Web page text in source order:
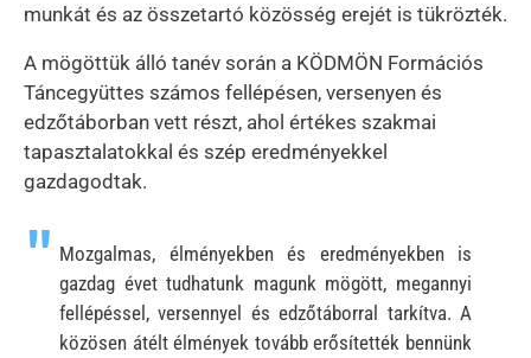
munkát és az összetartó közösség erejét is tükrözték.
A mögöttük álló tanév során a KÖDMÖN Formációs
Táncegyüttes számos fellépésen, versenyen és
edzőtáborban vett részt, ahol értékes szakmai
tapasztalatokkal és szép eredményekkel
gazdagodtak.
Mozgalmas, élményekben és eredményekben is
gazdag évet tudhatunk magunk mögött, megannyi
fellépéssel, versennyel és edzőtáborral tarkítva. A
közösen átélt élmények tovább erősítették bennünk